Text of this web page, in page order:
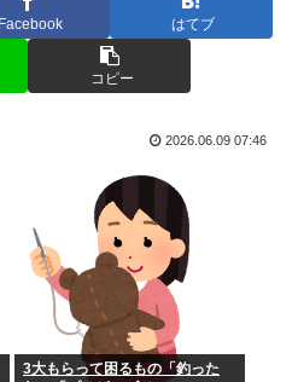
を弟子にしたことへの「談志が泣
りにされて被害届出したんやけど
僚が異例転出へ 官邸幹部「協力
の中にペットボトルや段ボールや
支援中に発熱… 「緊急で病院に
ババア（母親）の昼飯が手抜きす
二人殺したクルド人より罰が重く
Facebook はてブ
コピー
2026.06.09 07:46
3大もらって困るもの「釣った